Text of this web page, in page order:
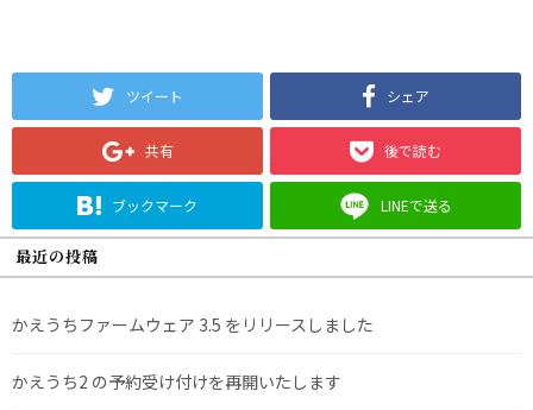
ツイート シェア
共有 後で読む
ブックマーク LINEで送る
最近の投稿
かえうちファームウェア 3.5 をリリースしました
かえうち2 の予約受け付けを再開いたします